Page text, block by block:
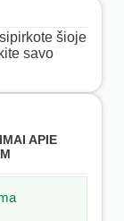
šioje
savo
APIE